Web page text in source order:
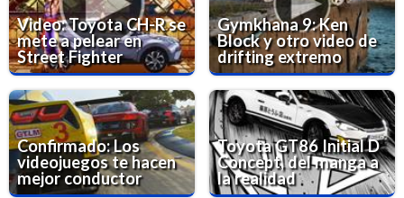
Video: Toyota CH-R se
mete a pelear en
Street Fighter
Gymkhana 9: Ken
Block y otro video de
drifting extremo
Confirmado: Los
videojuegos te hacen
mejor conductor
Toyota GT86 Initial D
Concept, del manga a
la realidad